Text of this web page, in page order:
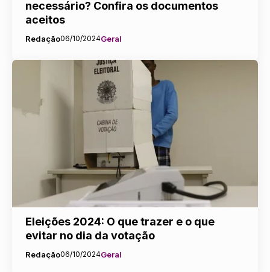
necessário? Confira os documentos
aceitos
Redação06/10/2024Geral
Eleições 2024: O que trazer e o que
evitar no dia da votação
Redação06/10/2024Geral